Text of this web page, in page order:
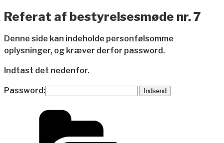
Referat af bestyrelsesmøde nr. 7
Denne side kan indeholde personfølsomme
oplysninger, og kræver derfor password.
Indtast det nedenfor.
Password: